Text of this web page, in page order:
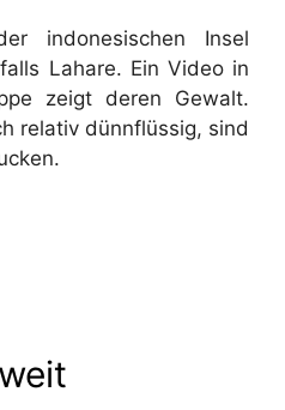
indonesischen Insel
Lahare. Ein Video in
zeigt deren Gewalt.
relativ dünnflüssig, sind